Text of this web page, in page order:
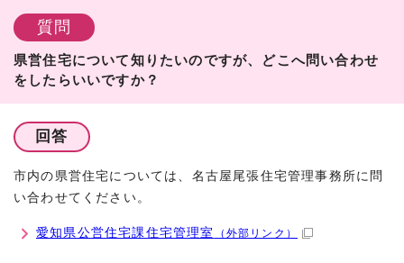
質問
県営住宅について知りたいのですが、どこへ問い合わせ
をしたらいいですか？
回答
市内の県営住宅については、名古屋尾張住宅管理事務所に問
い合わせてください。
愛知県公営住宅課住宅管理室 （外部リンク）